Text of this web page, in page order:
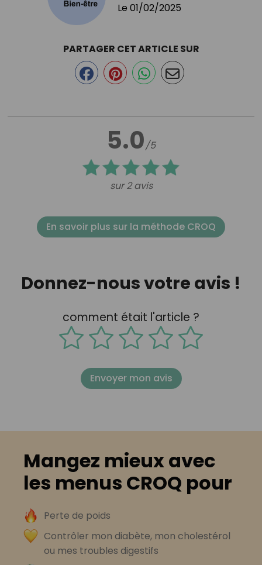
Le 01/02/2025
5.0/5
sur 2 avis
PARTAGER CET ARTICLE SUR
En savoir plus sur la méthode CROQ
Donnez-nous votre avis !
comment était l'article ?
Envoyer mon avis
Mangez mieux avec
les menus CROQ pour
Perte de poids
Contrôler mon diabète, mon cholestérol
ou mes troubles digestifs